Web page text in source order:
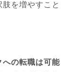
を増やすこと
への転職は可能